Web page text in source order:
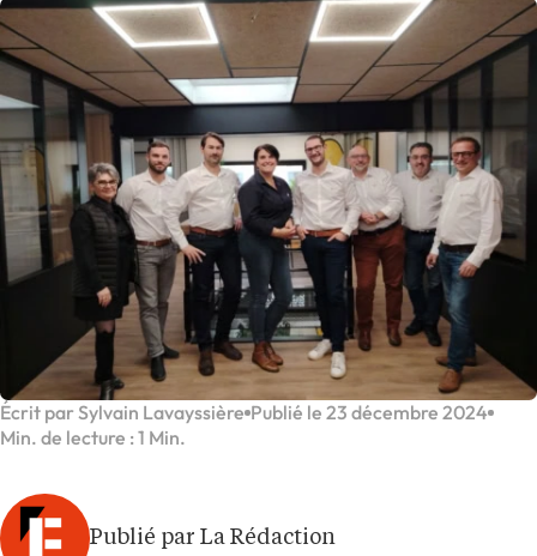
Écrit par Sylvain Lavayssière Publié le 23 décembre 2024
Min. de lecture : 1 Min.
Publié par La Rédaction